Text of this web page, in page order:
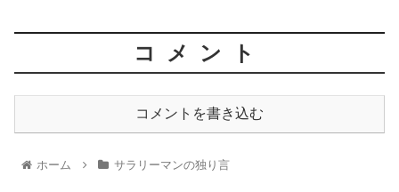
コメント
コメントを書き込む
ホーム サラリーマンの独り言